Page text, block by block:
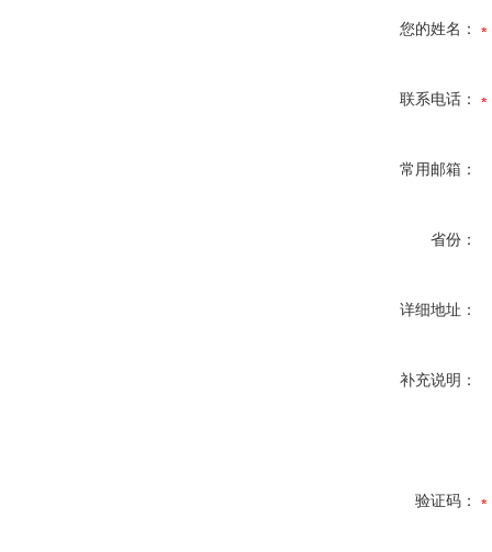
您的姓名：
联系电话：
常用邮箱：
省份：
详细地址：
补充说明：
验证码：